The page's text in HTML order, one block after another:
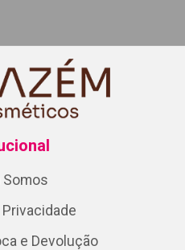
Somos
e Devolução